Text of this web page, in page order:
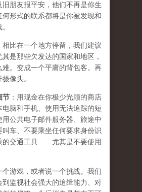
旧朋友报平安，他们不再是你生
何形式的联系都将是你被发现和
相比在一个地方停留，我们建议
是那些欠发达的国家和地区，
难。变成一个平庸的背包客。再
像头。
节 ：用现金在你极少光顾的商店
电脑和手机、使用无法追踪的短
公共电子邮件服务器、旅途中
叫车、不要乘坐任何要求身份识
的交通工具……尤其是不要使用
个游戏，或者说一个挑战。我们
到监视社会强大的追缉能力、对